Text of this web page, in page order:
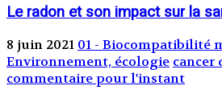
Le radon et son impact sur la
8 juin 2021 01 - Biocompatibilité
Environnement, écologie cancer
commentaire pour l'instant